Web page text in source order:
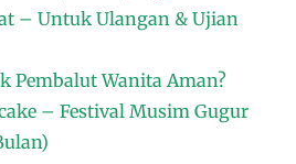
– Untuk Ulangan & Ujian
Pembalut Wanita Aman?
– Festival Musim Gugur